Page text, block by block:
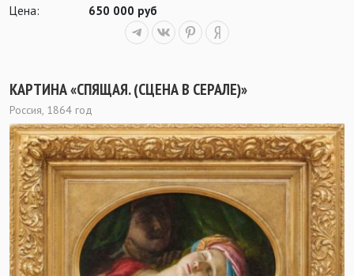
Цена:
650 000 руб
КАРТИНА «СПЯЩАЯ. (СЦЕНА В СЕРАЛЕ)»
Россия, 1864 год